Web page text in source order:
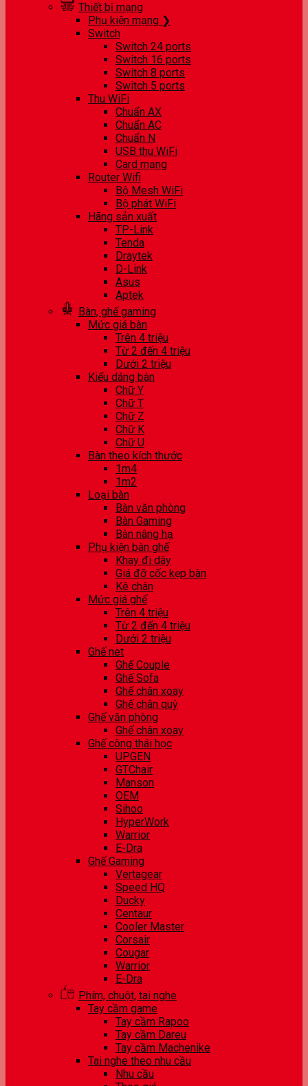
Thiết bị mạng
Phụ kiện mạng ❯
Switch
Switch 24 ports
Switch 16 ports
Switch 8 ports
Switch 5 ports
Thu WiFi
Chuẩn AX
Chuẩn AC
Chuẩn N
USB thu WiFi
Card mạng
Router Wifi
Bộ Mesh WiFi
Bộ phát WiFi
Hãng sản xuất
TP-Link
Tenda
Draytek
D-Link
Asus
Aptek
Bàn, ghế gaming
Mức giá bàn
Trên 4 triệu
Từ 2 đến 4 triệu
Dưới 2 triệu
Kiểu dáng bàn
Chữ Y
Chữ T
Chữ Z
Chữ K
Chữ U
Bàn theo kích thước
1m4
1m2
Loại bàn
Bàn văn phòng
Bàn Gaming
Bàn nâng hạ
Phụ kiện bàn ghế
Khay đi dây
Giá đỡ cốc kẹp bàn
Kê chân
Mức giá ghế
Trên 4 triệu
Từ 2 đến 4 triệu
Dưới 2 triệu
Ghế net
Ghế Couple
Ghế Sofa
Ghế chân xoay
Ghế chân quỳ
Ghế văn phòng
Ghế chân xoay
Ghế công thái học
UPGEN
GTChair
Manson
OEM
Sihoo
HyperWork
Warrior
E-Dra
Ghế Gaming
Vertagear
Speed HQ
Ducky
Centaur
Cooler Master
Corsair
Cougar
Warrior
E-Dra
Phím, chuột, tai nghe
Tay cầm game
Tay cầm Rapoo
Tay cầm Dareu
Tay cầm Machenike
Tai nghe theo nhu cầu
Nhu cầu